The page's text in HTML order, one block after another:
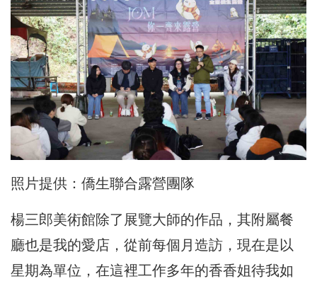
照片提供：僑生聯合露營團隊
楊三郎美術館除了展覽大師的作品，其附屬餐
廳也是我的愛店，從前每個月造訪，現在是以
星期為單位，在這裡工作多年的香香姐待我如